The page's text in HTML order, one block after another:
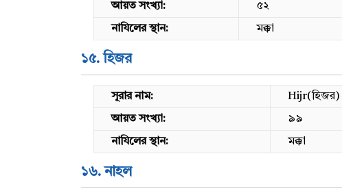
আয়ত সংখ্যা: ৫২
নাযিলের স্থান: মক্কা
১৫. হিজর
সূরার নাম: Hijr(হিজর)
আয়ত সংখ্যা: ৯৯
নাযিলের স্থান: মক্কা
১৬. নাহল